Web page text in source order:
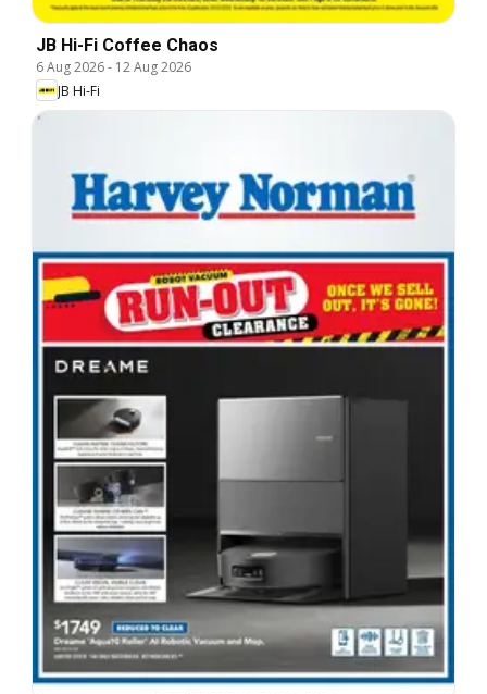
JB Hi-Fi Coffee Chaos
6 Aug 2026- 12 Aug 2026
JB Hi-Fi